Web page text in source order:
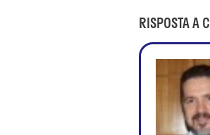
RISPOSTA A